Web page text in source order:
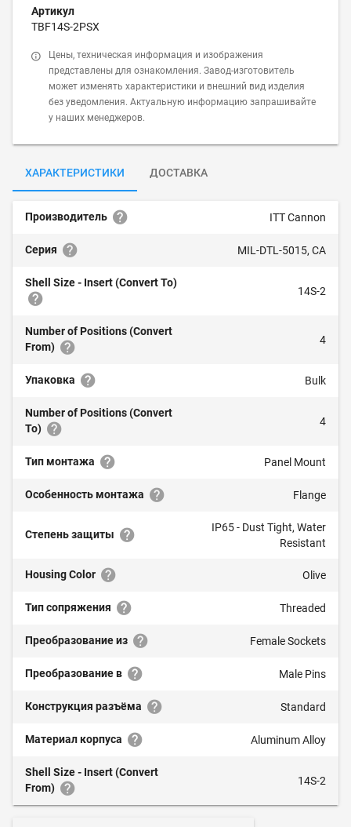
Артикул
TBF14S-2PSX
Цены, техническая информация и изображения
представлены для ознакомления. Завод-изготовитель
может изменять характеристики и внешний вид изделия
без уведомления. Актуальную информацию запрашивайте
у наших менеджеров.
ХАРАКТЕРИСТИКИ ДОСТАВКА
Производитель ITT Cannon
Серия MIL-DTL-5015, CA
Shell Size - Insert (Convert To)
14S-2
Number of Positions (Convert
From)
4
Упаковка Bulk
Number of Positions (Convert
To)
4
Тип монтажа Panel Mount
Особенность монтажа Flange
Степень защиты
IP65 - Dust Tight, Water
Resistant
Housing Color Olive
Тип сопряжения Threaded
Преобразование из Female Sockets
Преобразование в Male Pins
Конструкция разъёма Standard
Материал корпуса Aluminum Alloy
Shell Size - Insert (Convert
From)
14S-2